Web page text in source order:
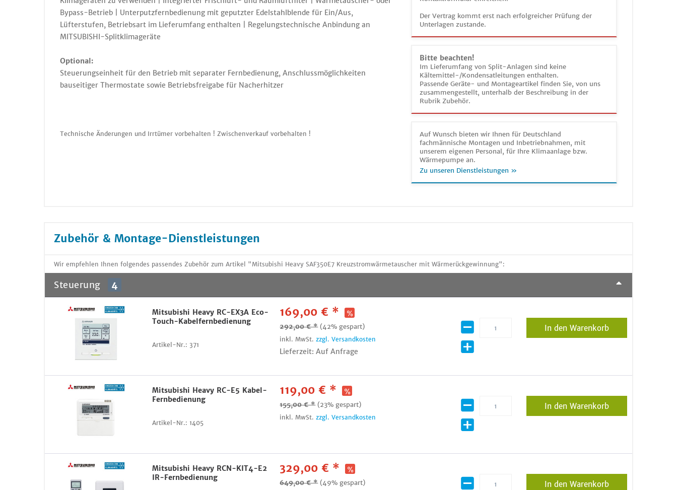
Der Vertrag kommt erst nach erfolgreicher Prüfung der
Unterlagen zustande.
Bitte beachten!
Im Lieferumfang von Split-Anlagen sind keine
Kältemittel-/Kondensatleitungen enthalten.
Passende Geräte- und Montageartikel finden Sie, von uns
zusammengestellt, unterhalb der Beschreibung in der
Rubrik Zubehör.
Auf Wunsch bieten wir Ihnen für Deutschland
fachmännische Montagen und Inbetriebnahmen, mit
unserem eigenen Personal, für Ihre Klimaanlage bzw.
Wärmepumpe an.
Zu unseren Dienstleistungen »
Bypass-Betrieb | Unterputzfernbedienung mit geputzter Edelstahlblende für Ein/Aus,
Lüfterstufen, Betriebsart im Lieferumfang enthalten | Regelungstechnische Anbindung an
MITSUBISHI-Splitklimageräte
Optional:
Steuerungseinheit für den Betrieb mit separater Fernbedienung, Anschlussmöglichkeiten
bauseitiger Thermostate sowie Betriebsfreigabe für Nacherhitzer
Technische Änderungen und Irrtümer vorbehalten ! Zwischenverkauf vorbehalten !
Zubehör & Montage-Dienstleistungen
Wir empfehlen Ihnen folgendes passendes Zubehör zum Artikel "Mitsubishi Heavy SAF350E7 Kreuzstromwärmetauscher mit Wärmerückgewinnung":
Steuerung 4
Mitsubishi Heavy RC-EX3A Eco-
Touch-Kabelfernbedienung
Artikel-Nr.: 371
169,00 € *
292,00 € * (42% gespart)
inkl. MwSt.zzgl. Versandkosten
Lieferzeit: Auf Anfrage
In den Warenkorb
Mitsubishi Heavy RC-E5 Kabel-
Fernbedienung
Artikel-Nr.: 1405
119,00 € *
155,00 € * (23% gespart)
inkl. MwSt.zzgl. Versandkosten
In den Warenkorb
Mitsubishi Heavy RCN-KIT4-E2
IR-Fernbedienung
329,00 € *
649,00 € * (49% gespart) In den Warenkorb